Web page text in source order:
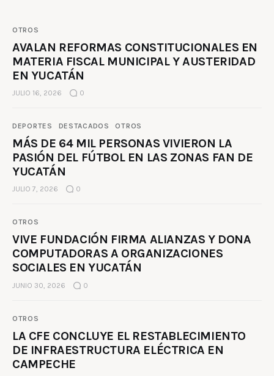
OTROS
AVALAN REFORMAS CONSTITUCIONALES EN
MATERIA FISCAL MUNICIPAL Y AUSTERIDAD
EN YUCATÁN
JULIO 16, 2026 0
DEPORTES DESTACADOS OTROS
MÁS DE 64 MIL PERSONAS VIVIERON LA
PASIÓN DEL FÚTBOL EN LAS ZONAS FAN DE
YUCATÁN
JULIO 7, 2026 0
OTROS
VIVE FUNDACIÓN FIRMA ALIANZAS Y DONA
COMPUTADORAS A ORGANIZACIONES
SOCIALES EN YUCATÁN
JUNIO 30, 2026 0
OTROS
LA CFE CONCLUYE EL RESTABLECIMIENTO
DE INFRAESTRUCTURA ELÉCTRICA EN
CAMPECHE